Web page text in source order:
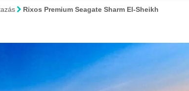
Rixos Premium Seagate Sharm El-Sheikh